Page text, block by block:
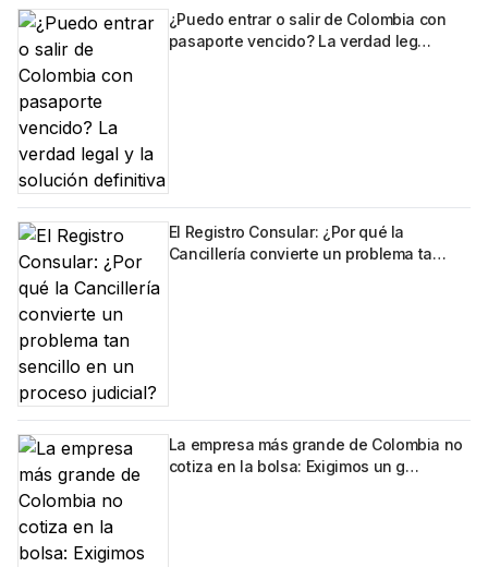
¿Puedo entrar o salir de Colombia con
pasaporte vencido? La verdad leg…
El Registro Consular: ¿Por qué la
Cancillería convierte un problema ta…
La empresa más grande de Colombia no
cotiza en la bolsa: Exigimos un g…